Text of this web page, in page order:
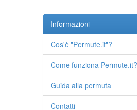
Informazioni
Cos'è "Permute.it"?
Come funziona Permute.it?
Guida alla permuta
Contatti